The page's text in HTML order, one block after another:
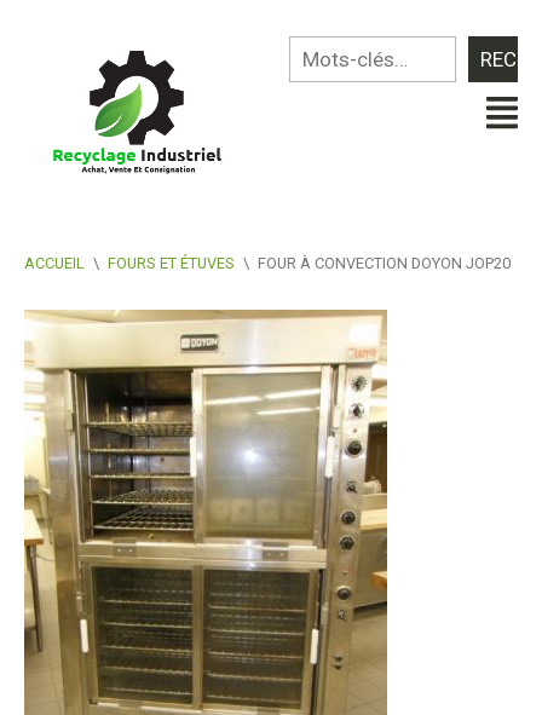
ACCUEIL \ FOURS ET ÉTUVES \ FOUR À CONVECTION DOYON JOP20